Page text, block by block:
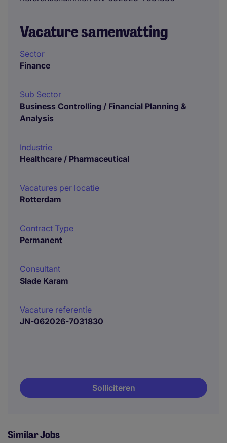
Vacature samenvatting
Sector
Finance
Sub Sector
Business Controlling / Financial Planning &
Analysis
Industrie
Healthcare / Pharmaceutical
Vacatures per locatie
Rotterdam
Contract Type
Permanent
Consultant
Slade Karam
Vacature referentie
JN-062026-7031830
Solliciteren
Similar Jobs